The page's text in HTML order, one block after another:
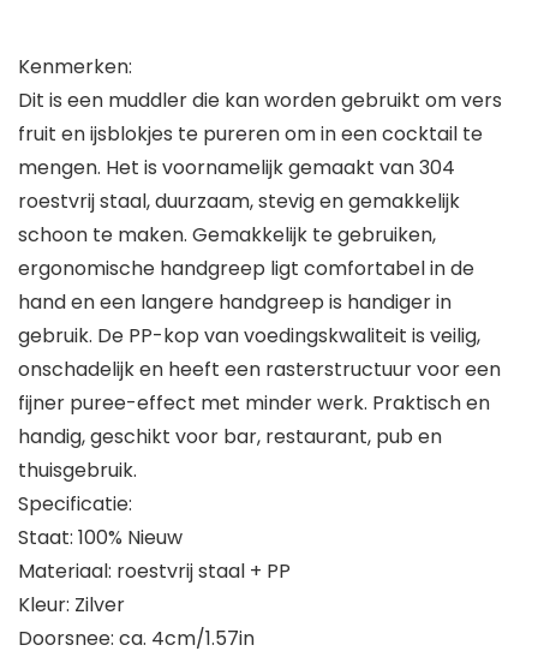
Kenmerken:
Dit is een muddler die kan worden gebruikt om vers
fruit en ijsblokjes te pureren om in een cocktail te
mengen. Het is voornamelijk gemaakt van 304
roestvrij staal, duurzaam, stevig en gemakkelijk
schoon te maken. Gemakkelijk te gebruiken,
ergonomische handgreep ligt comfortabel in de
hand en een langere handgreep is handiger in
gebruik. De PP-kop van voedingskwaliteit is veilig,
onschadelijk en heeft een rasterstructuur voor een
fijner puree-effect met minder werk. Praktisch en
handig, geschikt voor bar, restaurant, pub en
thuisgebruik.
Specificatie:
Staat: 100% Nieuw
Materiaal: roestvrij staal + PP
Kleur: Zilver
Doorsnee: ca. 4cm/1.57in